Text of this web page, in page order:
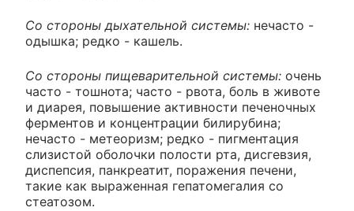
Со стороны дыхательной системы: нечасто -
одышка; редко - кашель.
Со стороны пищеварительной системы: очень
часто - тошнота; часто - рвота, боль в животе
и диарея, повышение активности печеночных
ферментов и концентрации билирубина;
нечасто - метеоризм; редко - пигментация
слизистой оболочки полости рта, дисгевзия,
диспепсия, панкреатит, поражения печени,
такие как выраженная гепатомегалия со
стеатозом.